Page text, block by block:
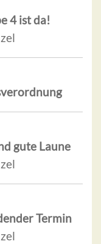
4 ist da!
gute Laune
Termin